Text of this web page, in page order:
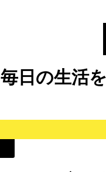
毎日の生活